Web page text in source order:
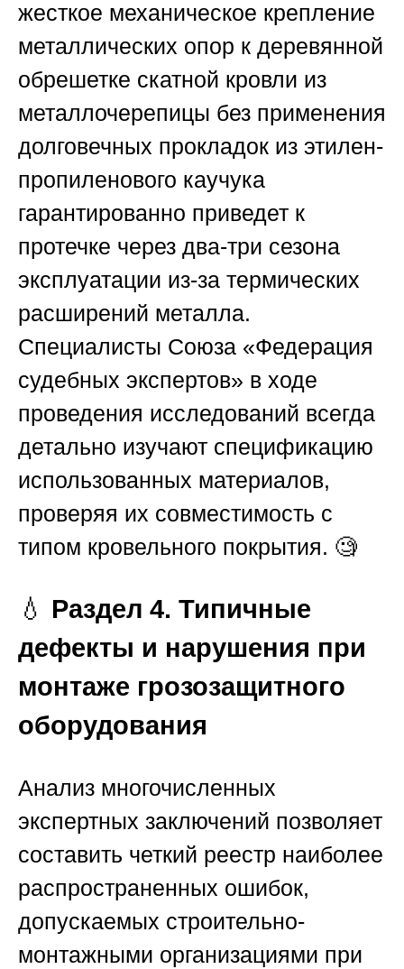
жесткое механическое крепление
металлических опор к деревянной
обрешетке скатной кровли из
металлочерепицы без применения
долговечных прокладок из этилен-
пропиленового каучука
гарантированно приведет к
протечке через два-три сезона
эксплуатации из-за термических
расширений металла.
Специалисты Союза «Федерация
судебных экспертов» в ходе
проведения исследований всегда
детально изучают спецификацию
использованных материалов,
проверяя их совместимость с
типом кровельного покрытия. 🧐
💧 Раздел 4. Типичные
дефекты и нарушения при
монтаже грозозащитного
оборудования
Анализ многочисленных
экспертных заключений позволяет
составить четкий реестр наиболее
распространенных ошибок,
допускаемых строительно-
монтажными организациями при